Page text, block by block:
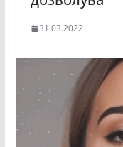
31.03.2022